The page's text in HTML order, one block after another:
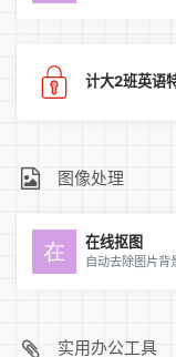
计大2班英语
图像处理
在线抠图
自动去除图片背
实用办公工具